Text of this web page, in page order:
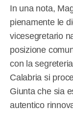
In una nota,
pienamente le
vicesegretario
posizione
con la
Calabria si
Giunta che sia
autentico